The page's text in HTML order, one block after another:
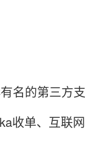
名的第三方
收单、互联